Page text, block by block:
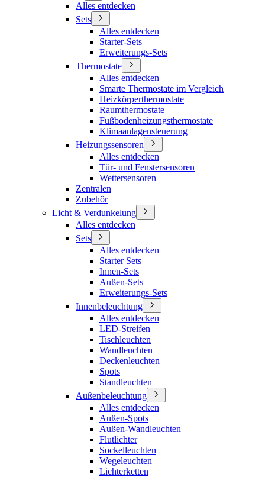
Alles entdecken
Sets
Alles entdecken
Starter-Sets
Erweiterungs-Sets
Thermostate
Alles entdecken
Smarte Thermostate im Vergleich
Heizkörperthermostate
Raumthermostate
Fußbodenheizungsthermostate
Klimaanlagensteuerung
Heizungssensoren
Alles entdecken
Tür- und Fenstersensoren
Wettersensoren
Zentralen
Zubehör
Licht & Verdunkelung
Alles entdecken
Sets
Alles entdecken
Starter Sets
Innen-Sets
Außen-Sets
Erweiterungs-Sets
Innenbeleuchtung
Alles entdecken
LED-Streifen
Tischleuchten
Wandleuchten
Deckenleuchten
Spots
Standleuchten
Außenbeleuchtung
Alles entdecken
Außen-Spots
Außen-Wandleuchten
Flutlichter
Sockelleuchten
Wegeleuchten
Lichterketten